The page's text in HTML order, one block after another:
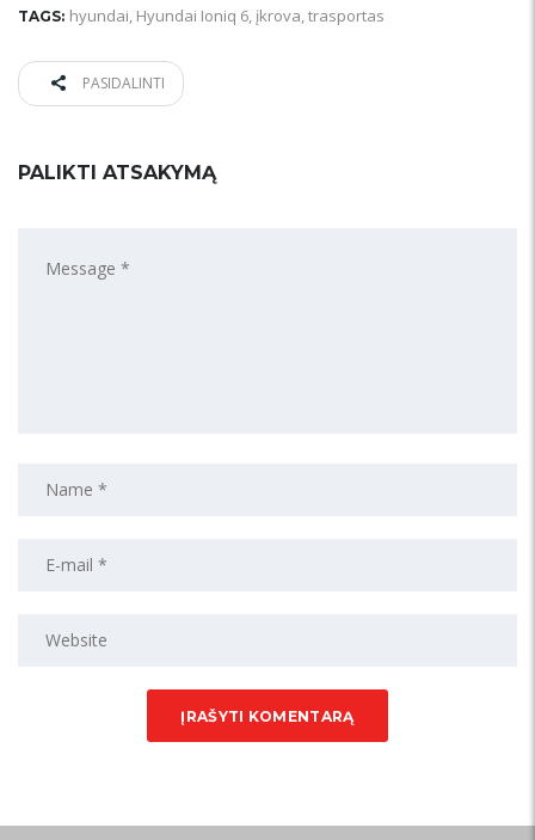
TAGS: hyundai, Hyundai Ioniq 6, įkrova,trasportas
PASIDALINTI
PALIKTI ATSAKYMĄ